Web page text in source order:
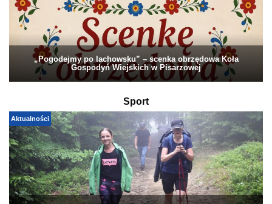
„Pogodejmy po lachowsku” – scenka obrzędowa Koła
Gospodyń Wiejskich w Pisarzowej
Sport
Aktualności